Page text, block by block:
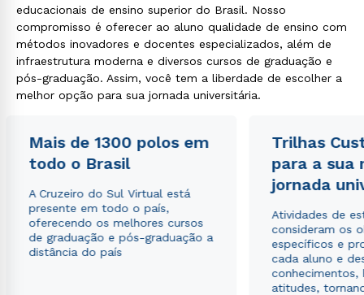
educacionais de ensino superior do Brasil. Nosso
compromisso é oferecer ao aluno qualidade de ensino com
métodos inovadores e docentes especializados, além de
infraestrutura moderna e diversos cursos de graduação e
pós-graduação. Assim, você tem a liberdade de escolher a
melhor opção para sua jornada universitária.
Mais de 1300 polos em
todo o Brasil
A Cruzeiro do Sul Virtual está
presente em todo o país,
oferecendo os melhores cursos
de graduação e pós-graduação a
distância do país
Trilhas
para a sua
jornada
Atividades de
consideram os
específicos e
cada aluno e
conhecimentos,
atitudes,